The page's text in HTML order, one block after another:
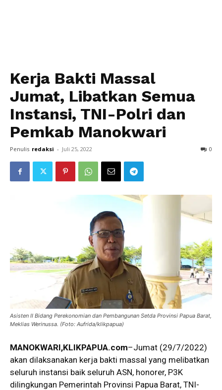
Kerja Bakti Massal
Jumat, Libatkan Semua
Instansi, TNI-Polri dan
Pemkab Manokwari
Penulis redaksi - Juli 25, 2022 0
Asisten II Bidang Perekonomian dan Pembangunan Setda Provinsi Papua Barat,
Meklias Werinussa. (Foto: Aufrida/klikpapua)
MANOKWARI,KLIKPAPUA.com–Jumat (29/7/2022)
akan dilaksanakan kerja bakti massal yang melibatkan
seluruh instansi baik seluruh ASN, honorer, P3K
dilingkungan Pemerintah Provinsi Papua Barat, TNI-